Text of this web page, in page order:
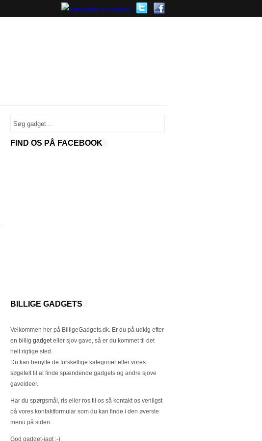
FIND OS PÅ FACEBOOK
BILLIGE GADGETS
Velkommen her på BilligeGadgets.dk. Er du på udkig efter
en billig gadgeteller sjov gave, så er du kommet til det
helt rigtige sted.
Du kan benytte de forskellige kategorier eller vores
søgefelt til at finde spændende gadgets og andre sjove
gaveideer.
Har du spørgsmål, ris eller ros til os så kontakt os venligst
på vores kontaktformular som du kan finde i den øverste
menu på siden.
God gadget-jagt :-)